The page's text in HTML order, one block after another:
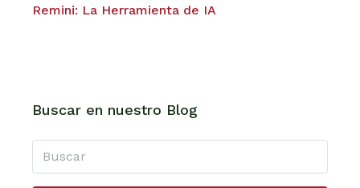
Remini: La Herramienta de IA
Buscar en nuestro Blog